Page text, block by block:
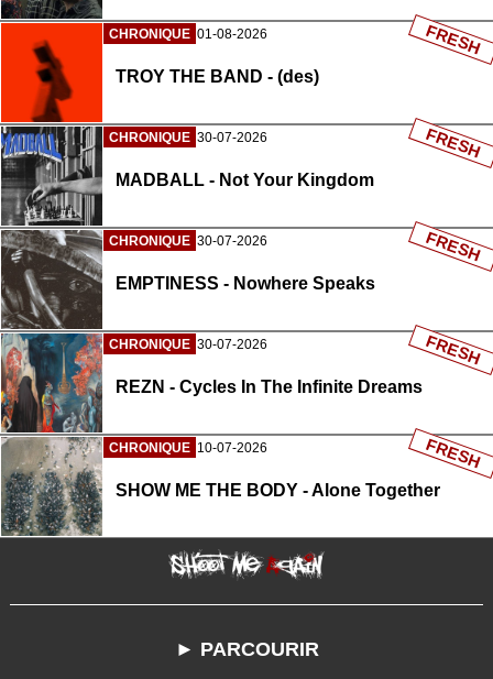
CHRONIQUE 01-08-2026
TROY THE BAND - (des)
FRESH
CHRONIQUE 30-07-2026
MADBALL - Not Your Kingdom
FRESH
CHRONIQUE 30-07-2026
EMPTINESS - Nowhere Speaks
FRESH
CHRONIQUE 30-07-2026
REZN - Cycles In The Infinite Dreams
FRESH
CHRONIQUE 10-07-2026
SHOW ME THE BODY - Alone Together
FRESH
► PARCOURIR